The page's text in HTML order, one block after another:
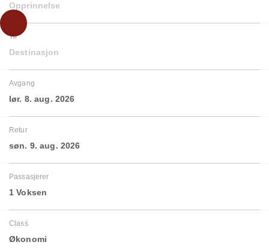
Opprinnelse
Til
Destinasjon
Avgang
lør. 8. aug. 2026
Retur
søn. 9. aug. 2026
Passasjerer
1 Voksen
Class
Økonomi